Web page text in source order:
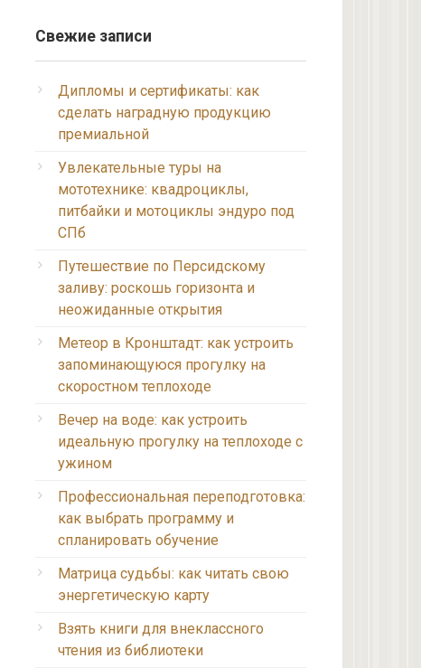
Свежие записи
Дипломы и сертификаты: как
сделать наградную продукцию
премиальной
Увлекательные туры на
мототехнике: квадроциклы,
питбайки и мотоциклы эндуро под
СПб
Путешествие по Персидскому
заливу: роскошь горизонта и
неожиданные открытия
Метеор в Кронштадт: как устроить
запоминающуюся прогулку на
скоростном теплоходе
Вечер на воде: как устроить
идеальную прогулку на теплоходе с
ужином
Профессиональная переподготовка:
как выбрать программу и
спланировать обучение
Матрица судьбы: как читать свою
энергетическую карту
Взять книги для внеклассного
чтения из библиотеки